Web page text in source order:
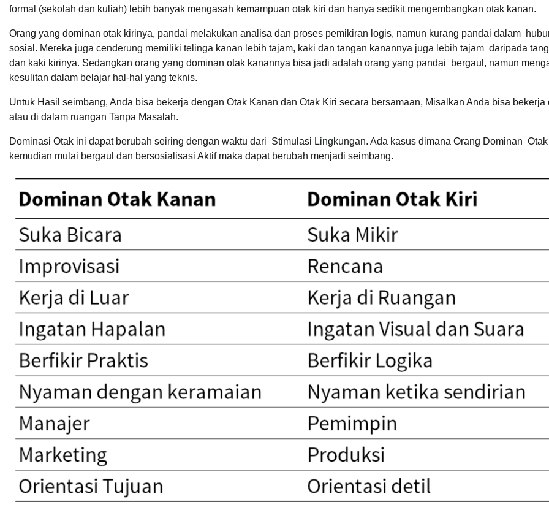
formal (sekolah dan kuliah) lebih banyak mengasah kemampuan otak kiri dan hanya sedikit mengembangkan otak kanan.
Orang yang dominan otak kirinya, pandai melakukan analisa dan proses pemikiran logis, namun kurang pandai dalam
sosial. Mereka juga cenderung memiliki telinga kanan lebih tajam, kaki dan tangan kanannya juga lebih tajam daripada
dan kaki kirinya. Sedangkan orang yang dominan otak kanannya bisa jadi adalah orang yang pandai bergaul, namun
kesulitan dalam belajar hal-hal yang teknis.
Untuk Hasil seimbang, Anda bisa bekerja dengan Otak Kanan dan Otak Kiri secara bersamaan, Misalkan Anda bisa bekerja
atau di dalam ruangan Tanpa Masalah.
Dominasi Otak ini dapat berubah seiring dengan waktu dari Stimulasi Lingkungan. Ada kasus dimana Orang Dominan
kemudian mulai bergaul dan bersosialisasi Aktif maka dapat berubah menjadi seimbang.